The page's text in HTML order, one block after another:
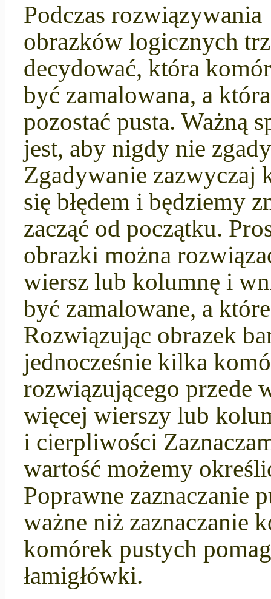
Podczas rozwiązywania
obrazków logicznych
decydować, która
być zamalowana, a
pozostać pusta. Ważną
jest, aby nigdy nie
Zgadywanie zazwyczaj
się błędem i będziemy
zacząć od początku.
obrazki można
wiersz lub kolumnę i
być zamalowane, a
Rozwiązując obrazek
jednocześnie kilka
rozwiązującego przede
więcej wierszy lub
i cierpliwości
wartość możemy
Poprawne zaznaczanie
ważne niż zaznaczanie
komórek pustych
łamigłówki.